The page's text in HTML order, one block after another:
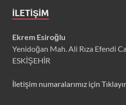
İLETIŞIM
Ekrem Esiroğlu
Yenidoğan Mah. Ali Rıza Efendi
ESKİŞEHİR
İletişim numaralarımız için